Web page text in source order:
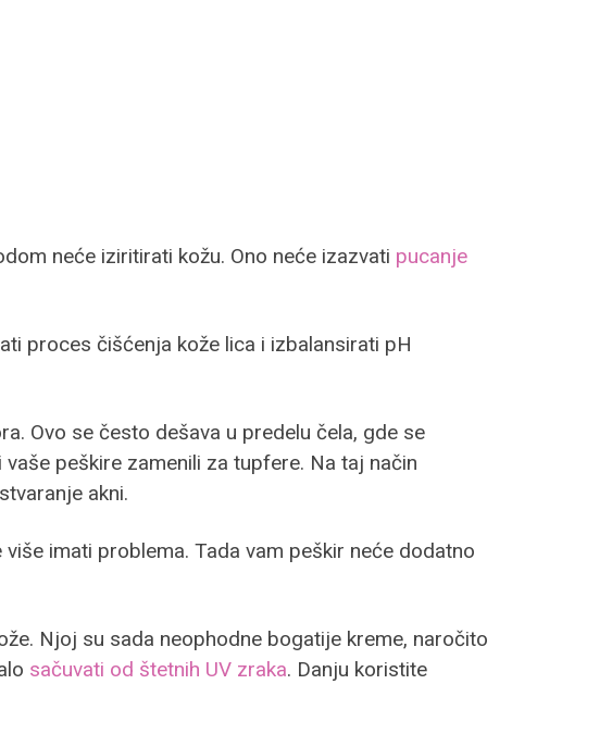
neće iziritirati kožu. Ono neće izazvati pucanje
proces čišćenja kože lica i izbalansirati pH
Ovo se često dešava u predelu čela, gde se
peškire zamenili za tupfere. Na taj način
akni.
imati problema. Tada vam peškir neće dodatno
Njoj su sada neophodne bogatije kreme, naročito
sačuvati od štetnih UV zraka. Danju koristite